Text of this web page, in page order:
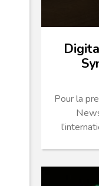
Pour la